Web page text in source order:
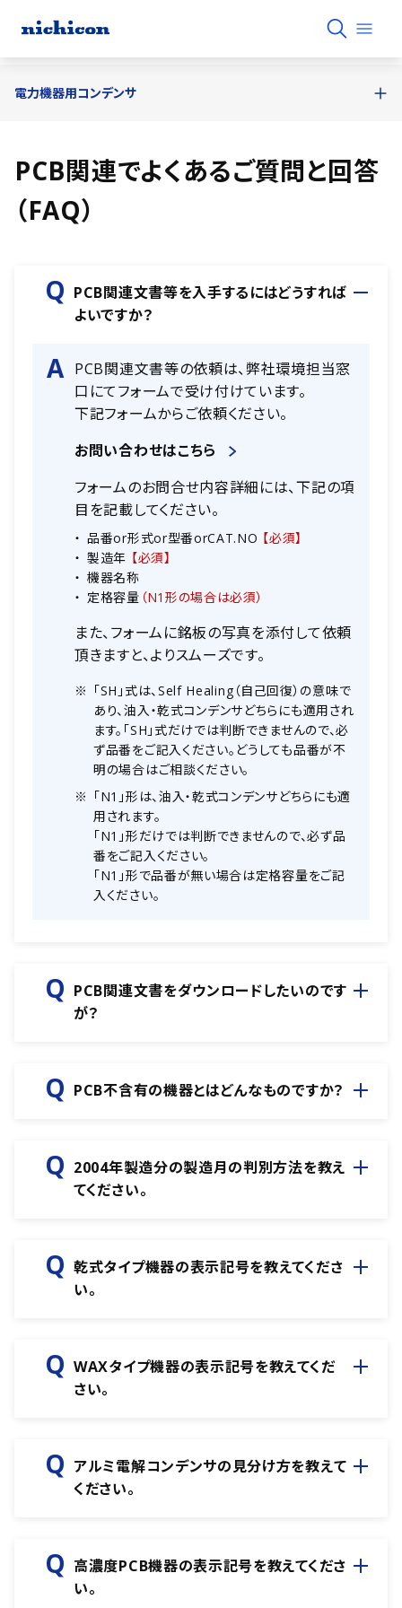
PCB関連でよくあるご質問と回答
（FAQ）
PCB関連文書等を入手するにはどうすれば
よいですか？
PCB関連文書等の依頼は、弊社環境担当窓
口にてフォームで受け付けています。
下記フォームからご依頼ください。
お問い合わせはこちら
フォームのお問合せ内容詳細には、下記の項
目を記載してください。
品番or形式or型番orCAT.NO 【必須】
製造年 【必須】
機器名称
定格容量 （N1形の場合は必須）
また、フォームに銘板の写真を添付して依頼
頂きますと、よりスムーズです。
「SH」式は、Self Healing（自己回復）の意味で
あり、油入・乾式コンデンサどちらにも適用され
ます。「SH」式だけでは判断できませんので、必
ず品番をご記入ください。どうしても品番が不
明の場合はご相談ください。
「N1」形は、油入・乾式コンデンサどちらにも適
用されます。
「N1」形だけでは判断できませんので、必ず品
番をご記入ください。
「N1」形で品番が無い場合は定格容量をご記
入ください。
PCB関連文書をダウンロードしたいのです
が？
PCB不含有の機器とはどんなものですか？
2004年製造分の製造月の判別方法を教え
てください。
乾式タイプ機器の表示記号を教えてくださ
い。
WAXタイプ機器の表示記号を教えてくだ
さい。
アルミ電解コンデンサの見分け方を教えて
ください。
高濃度PCB機器の表示記号を教えてくださ
い。
電力機器用コンデンサ